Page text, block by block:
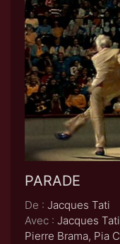
PARADE
De : Jacques Tati
Avec : Jacques
Pierre Brama, Pia